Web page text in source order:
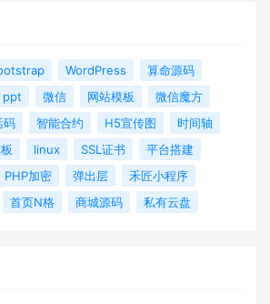
WordPress
算命源码
ppt 微信 网站模板
微信魔方
码 智能合约 H5宣传图
时间轴
linux SSL证书
平台搭建
PHP加密 弹出层
禾匠小程序
首页N格 商城源码 私有云盘